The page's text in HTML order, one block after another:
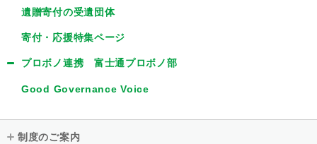
遺贈寄付の受遺団体
寄付・応援特集ページ
プロボノ連携 富士通プロボノ部
Good Governance Voice
制度のご案内